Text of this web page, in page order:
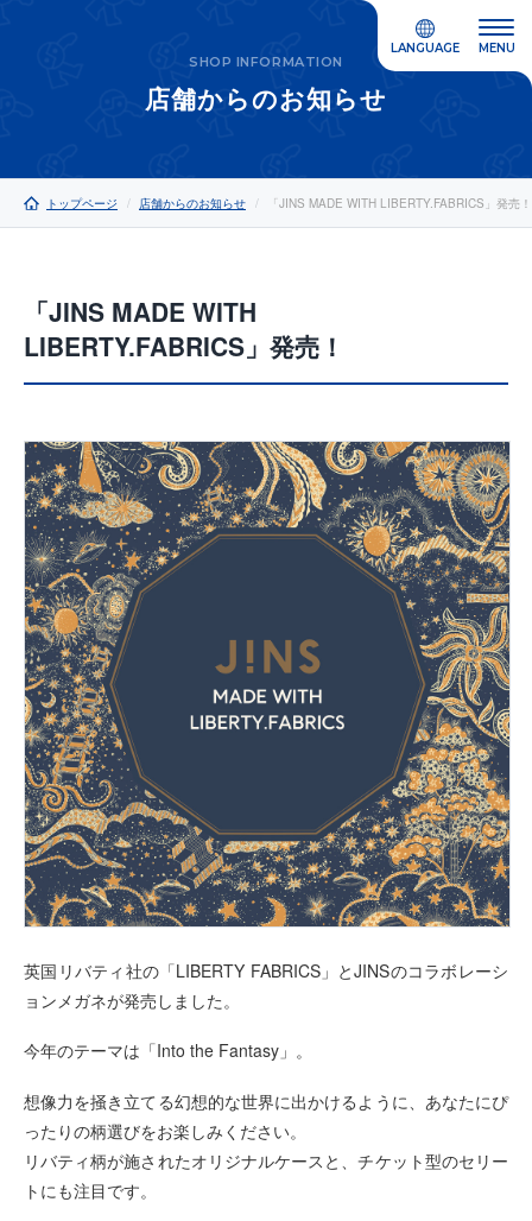
LANGUAGE MENU
SHOP INFORMATION
店舗からのお知らせ
トップページ 店舗からのお知らせ 「JINS MADE WITH LIBERTY.FABRICS」発売！
「JINS MADE WITH
LIBERTY.FABRICS」発売！
英国リバティ社の「LIBERTY FABRICS」とJINSのコラボレーシ
ョンメガネが発売しました。
今年のテーマは「Into the Fantasy」。
想像力を掻き立てる幻想的な世界に出かけるように、あなたにぴ
ったりの柄選びをお楽しみください。
リバティ柄が施されたオリジナルケースと、チケット型のセリー
トにも注目です。